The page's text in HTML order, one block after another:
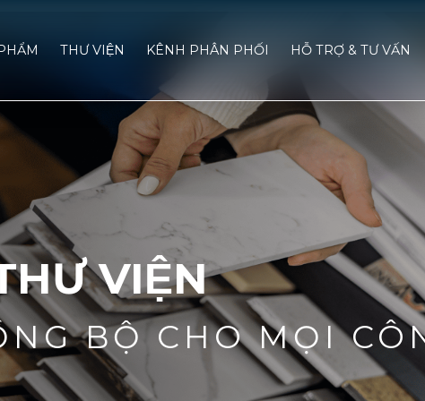
THƯ VIỆN KÊNH PHÂN PHỐI HỖ TRỢ & TƯ VẤN
VIỆN
BỘ CHO MỌI